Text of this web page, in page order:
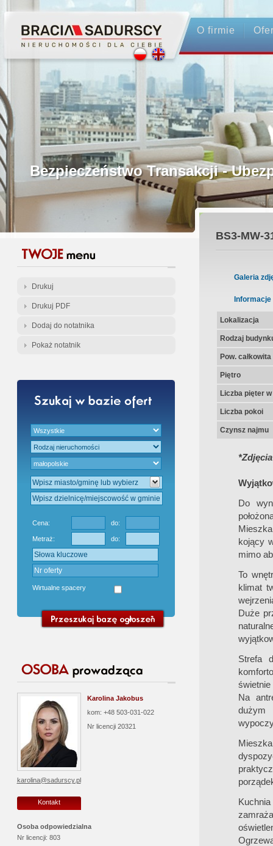
O firmie
Profesjonalne Pośrednictwo
Bezpieczeństwo Transakcji -
Licencjonowani Pośrednicy
Gwarancja Zwrotu Zadatku
Gratis - Przedwstępna Umowa
Drukuj
Drukuj PDF
Dodaj do notatnika
Pokaż notatnik
Cena: do:
Metraż: do:
Wirtualne spacery
Karolina Jakobus
kom: +48 503-031-022
Nr licencji 20321
karolina@sadurscy.pl
Kontakt
Osoba odpowiedzialna
Nr licencji: 803
BS3-MW-
Galeria
Informacje
Lokalizacja
Rodzaj
Pow.
Piętro
Liczba pięter
Liczba pokoi
Czynsz najmu
Do
kojący
mimo
To
klimat
Duże
Strefa
Na
dużym